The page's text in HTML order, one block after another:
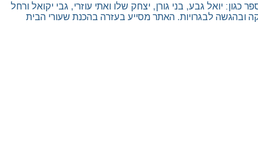
יואל גבע, בני גורן, יצחק שלו ואתי עוזרי, גבי יקואל ורחל
ובהגשה לבגרויות. האתר מסייע בעזרה בהכנת שעורי הבית